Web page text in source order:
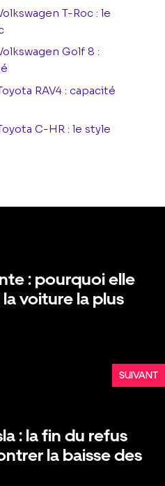
T-Roc : le
Golf 8 :
RAV4 : capacité
C-HR : le style
: pourquoi elle
voiture la plus
SUIVANT
: la fin du refus
la baisse des